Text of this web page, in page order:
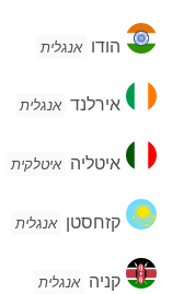
הודו אנגלית
אירלנד
אירלנד אנגלית
איטליה
איטליה איטלקית
קזחסטן
קזחסטן אנגלית
קניה
קניה אנגלית